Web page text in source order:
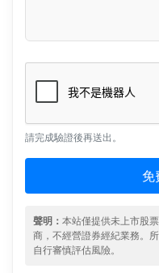
請完成驗證後再送出。
免
聲明： 本站僅提供未上市股
商，不經營證券經紀業務。
自行審慎評估風險。